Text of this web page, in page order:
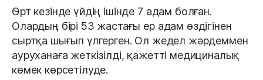
Өрт кезінде үйдің ішінде 7 адам болған.
Олардың бірі 53 жастағы ер адам өздігінен
сыртқа шығып үлгерген. Ол жедел жәрдеммен
ауруханаға жеткізілді, қажетті медициналық
көмек көрсетілуде.